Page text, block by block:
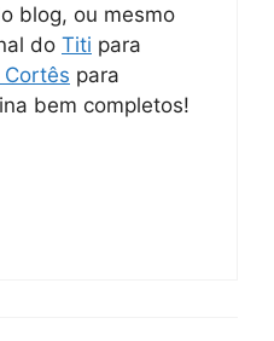
blog, ou mesmo
do Titi para
Cortês para
bem completos!